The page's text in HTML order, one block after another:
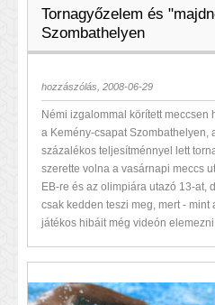
Tornagyőzelem és
Szombathelyen
hozzászólás, 2008-06-29
Némi izgalommal körített meccsen
a Kemény-csapat Szombathelyen,
százalékos teljesítménnyel lett
szerette volna a vasárnapi meccs
EB-re és az olimpiára utazó 13-at,
csak kedden teszi meg, mert -
játékos hibáit még videón